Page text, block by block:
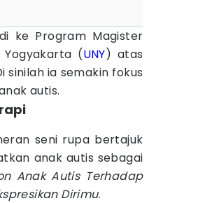
ke Program Magister
Yogyakarta (UNY) atas
sinilah ia semakin fokus
autis.
seni rupa bertajuk
anak autis sebagai
Anak Autis Terhadap
Dirimu.